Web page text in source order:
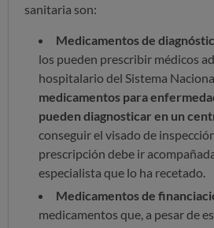
sanitaria son:
Medicamentos de
los pueden prescribir médicos
hospitalario del Sistema
medicamentos para
pueden diagnosticar en un
conseguir el visado de
prescripción debe ir
especialista que lo ha recetado.
Medicamentos de
medicamentos que, a pesar de